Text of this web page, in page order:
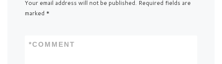
Your email address will not be published. Required fields are
marked *
COMMENT
*